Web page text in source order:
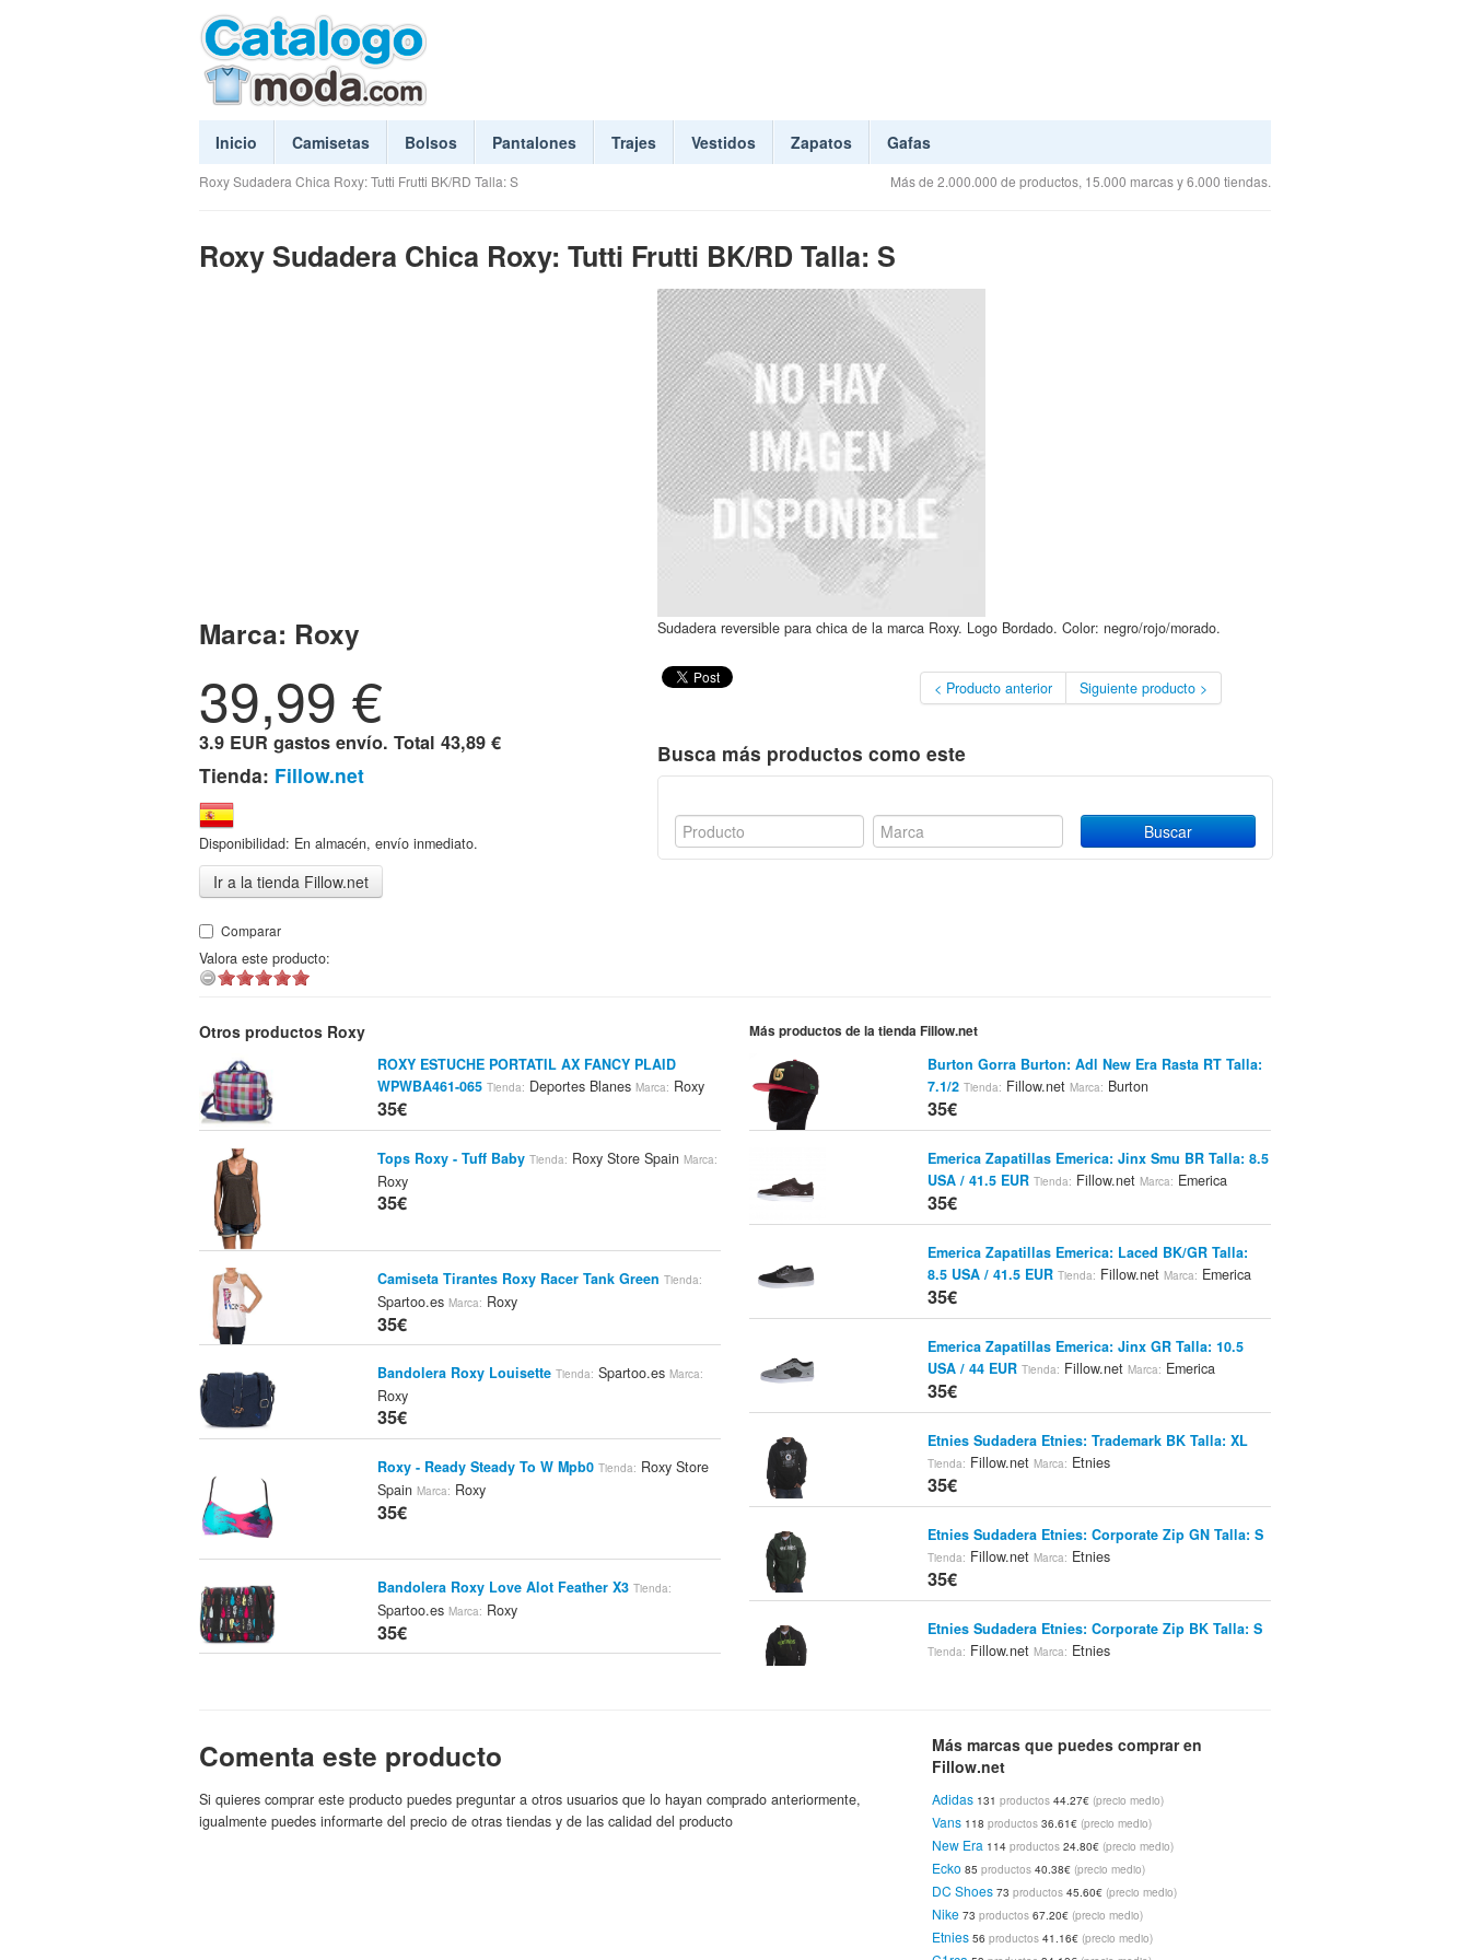
Inicio Camisetas Bolsos Pantalones Trajes Vestidos Zapatos Gafas
Roxy Sudadera Chica Roxy: Tutti Frutti BK/RD Talla: S Más de 2.000.000 de productos, 15.000 marcas y 6.000 tiendas.
Roxy Sudadera Chica Roxy: Tutti Frutti BK/RD Talla: S
Marca: Roxy
39,99 €
3.9 EUR gastos envío. Total 43,89 €
Tienda: Fillow.net
Disponibilidad: En almacén, envío inmediato.
Ir a la tienda Fillow.net
Comparar
Valora este producto:
Sudadera reversible para chica de la marca Roxy. Logo Bordado. Color: negro/rojo/morado.
< Producto anterior Siguiente producto >
Busca más productos como este
Otros productos Roxy
ROXY ESTUCHE PORTATIL AX FANCY PLAID
WPWBA461-065 Tienda: Deportes BlanesMarca: Roxy
35€
Tops Roxy - Tuff Baby Tienda: Roxy Store SpainMarca:
Roxy
35€
Camiseta Tirantes Roxy Racer Tank Green Tienda:
Spartoo.esMarca: Roxy
35€
Bandolera Roxy Louisette Tienda: Spartoo.esMarca:
Roxy
35€
Roxy - Ready Steady To W Mpb0 Tienda: Roxy Store
SpainMarca: Roxy
35€
Bandolera Roxy Love Alot Feather X3 Tienda:
Spartoo.esMarca: Roxy
35€
Mochila + Carpeta Roxy
Roxy
35€
Más productos de la tienda Fillow.net
Burton Gorra Burton: Adl New Era Rasta RT Talla:
7.1/2 Tienda: Fillow.net Marca: Burton
35€
Emerica Zapatillas Emerica: Jinx Smu BR Talla: 8.5
USA / 41.5 EUR Tienda: Fillow.net Marca: Emerica
35€
Emerica Zapatillas Emerica: Laced BK/GR Talla:
8.5 USA / 41.5 EUR Tienda: Fillow.net Marca: Emerica
35€
Emerica Zapatillas Emerica: Jinx GR Talla: 10.5
USA / 44 EUR Tienda: Fillow.net Marca: Emerica
35€
Etnies Sudadera Etnies: Trademark BK Talla: XL
Tienda: Fillow.net Marca: Etnies
35€
Etnies Sudadera Etnies: Corporate Zip GN Talla: S
Tienda: Fillow.net Marca: Etnies
35€
Etnies Sudadera Etnies: Corporate Zip BK Talla: S
Tienda: Fillow.net Marca: Etnies
Dragon NV Talla: 11.5 US Tienda:Fillow.net
Adidas
35€
Vans Pantaln Vans: M V66 Skinny BL Talla: 34
Tienda:Fillow.netMarca:Vans
35€
Vans Pantaln Vans: M V76 Skinny BL Talla: 34
Tienda:Fillow.netMarca:Vans
Comenta este producto
Si quieres comprar este producto puedes preguntar a otros usuarios que lo hayan comprado anteriormente,
igualmente puedes informarte del precio de otras tiendas y de las calidad del producto
Más marcas que puedes comprar en
Fillow.net
Adidas 131productos 44.27€ (precio medio)
Vans 118productos 36.61€ (precio medio)
New Era 114productos 24.80€ (precio medio)
Ecko 85productos 40.38€ (precio medio)
DC Shoes 73productos 45.60€ (precio medio)
Nike 73productos 67.20€ (precio medio)
Etnies 56productos 41.16€ (precio medio)